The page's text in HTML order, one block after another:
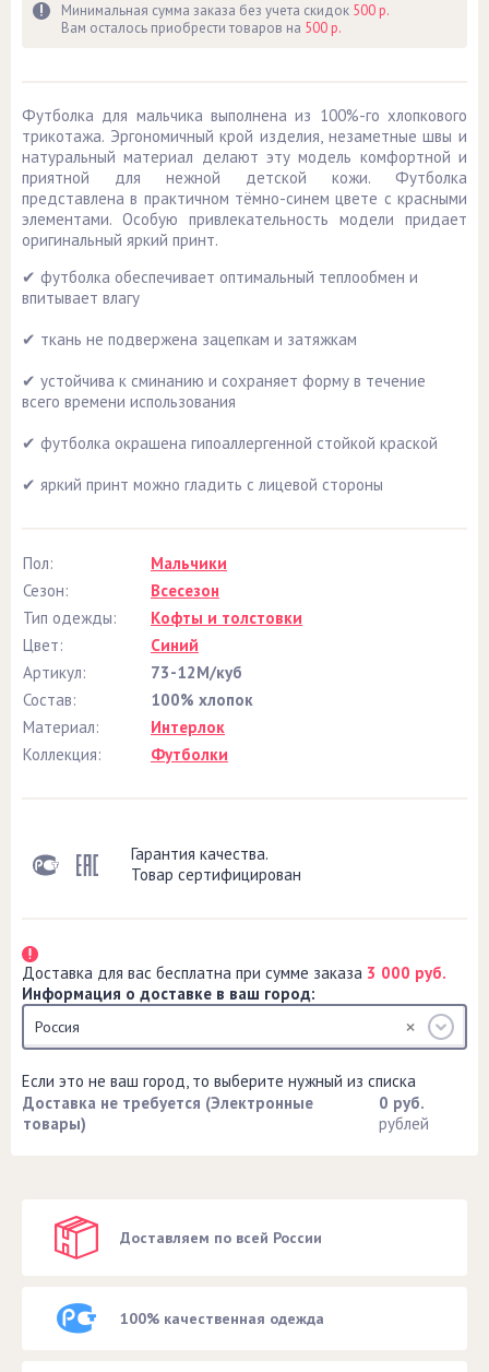
Минимальная сумма заказа без учета скидок 500 р.
Вам осталось приобрести товаров на 500 р.
Футболка для мальчика выполнена из 100%-го хлопкового
трикотажа. Эргономичный крой изделия, незаметные швы и
натуральный материал делают эту модель комфортной и
приятной для нежной детской кожи. Футболка
представлена в практичном тёмно-синем цвете с красными
элементами. Особую привлекательность модели придает
оригинальный яркий принт.
✔ футболка обеспечивает оптимальный теплообмен и
впитывает влагу
✔ ткань не подвержена зацепкам и затяжкам
✔ устойчива к сминанию и сохраняет форму в течение
всего времени использования
✔ футболка окрашена гипоаллергенной стойкой краской
✔ яркий принт можно гладить с лицевой стороны
Пол:
Мальчики
Сезон:
Всесезон
Тип одежды:
Кофты и толстовки
Цвет:
Синий
Артикул:
73-12М/куб
Состав:
100% хлопок
Материал:
Интерлок
Коллекция:
Футболки
Гарантия качества.
Товар сертифицирован
Доставка для вас бесплатна при сумме заказа 3 000 руб.
Информация о доставке в ваш город:
Россия
Если это не ваш город, то выберите нужный из списка
Доставка не требуется (Электронные
товары)
0 руб.
рублей
Доставляем по всей России
100% качественная одежда